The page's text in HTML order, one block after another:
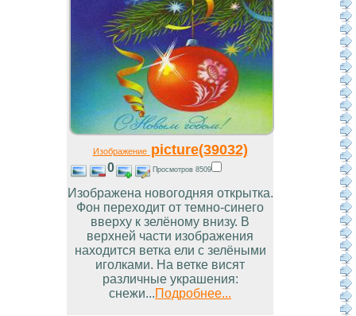
Изображениеpicture(39032)
0 Просмотров 8509
Изображена новогодняя открытка.
Фон переходит от темно-синего
вверху к зелёному внизу. В
верхней части изображения
находится ветка ели с зелёными
иголками. На ветке висят
различные украшения:
снежи...Подробнее...